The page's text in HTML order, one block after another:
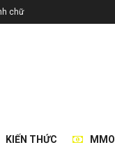
chữ
KIẾN THỨC MMO